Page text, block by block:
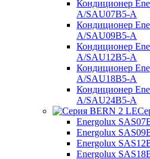
Кондиционер
A/SAU07B5-A
Кондиционер
A/SAU09B5-A
Кондиционер
A/SAU12B5-A
Кондиционер
A/SAU18B5-A
Кондиционер
A/SAU24B5-A
Energolux
Energolux
Energolux
Energolux